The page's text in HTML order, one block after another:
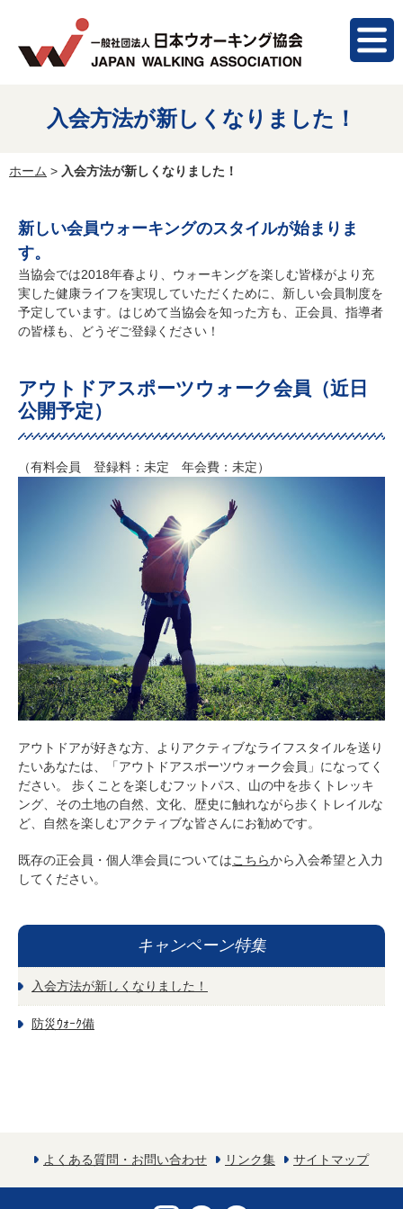
入会方法が新しくなりました！
ホーム > 入会方法が新しくなりました！
新しい会員ウォーキングのスタイルが始まりま
す。
当協会では2018年春より、ウォーキングを楽しむ皆様がより充
実した健康ライフを実現していただくために、新しい会員制度を
予定しています。はじめて当協会を知った方も、正会員、指導者
の皆様も、どうぞご登録ください！
アウトドアスポーツウォーク会員（近日
公開予定）
（有料会員 登録料：未定 年会費：未定）
アウトドアが好きな方、よりアクティブなライフスタイルを送り
たいあなたは、「アウトドアスポーツウォーク会員」になってく
ださい。 歩くことを楽しむフットパス、山の中を歩くトレッキ
ング、その土地の自然、文化、歴史に触れながら歩くトレイルな
ど、自然を楽しむアクティブな皆さんにお勧めです。
既存の正会員・個人準会員についてはこちらから入会希望と入力
してください。
キャンペーン特集
入会方法が新しくなりました！
防災ｳｫｰｸ備
よくある質問・お問い合わせ リンク集 サイトマップ